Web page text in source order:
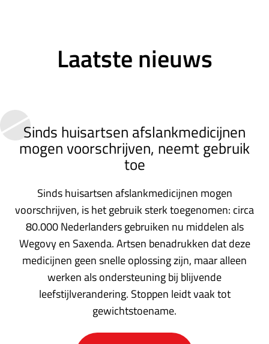
Laatste nieuws
Sinds huisartsen afslankmedicijnen
mogen voorschrijven, neemt gebruik
toe
Sinds huisartsen afslankmedicijnen mogen
voorschrijven, is het gebruik sterk toegenomen: circa
80.000 Nederlanders gebruiken nu middelen als
Wegovy en Saxenda. Artsen benadrukken dat deze
medicijnen geen snelle oplossing zijn, maar alleen
werken als ondersteuning bij blijvende
leefstijlverandering. Stoppen leidt vaak tot
gewichtstoename.